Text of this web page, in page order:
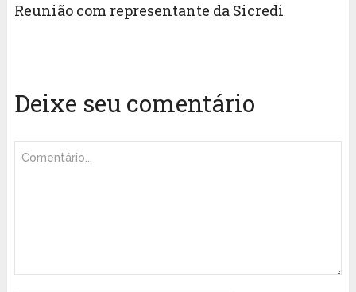
Reunião com representante da Sicredi
Deixe seu comentário